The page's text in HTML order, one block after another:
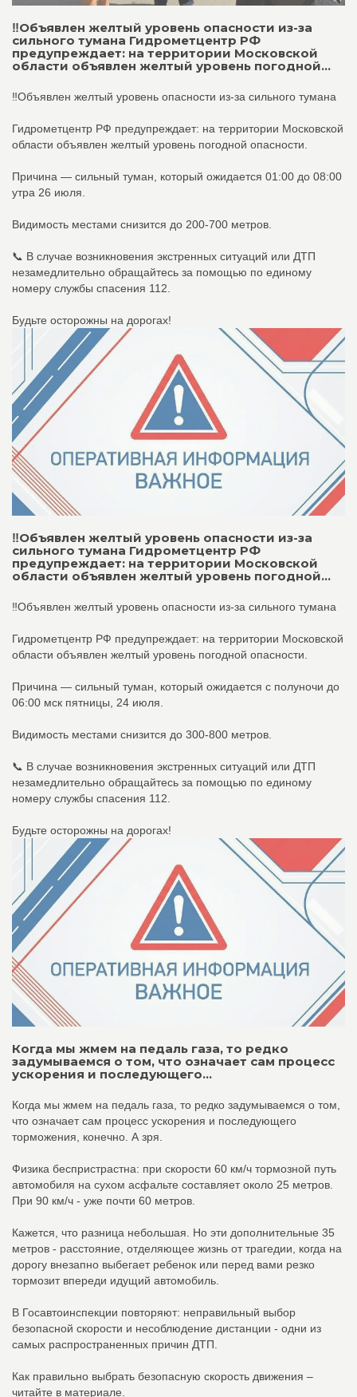
‼️Объявлен желтый уровень опасности из-за
сильного тумана Гидрометцентр РФ
предупреждает: на территории Московской
области объявлен желтый уровень погодной...
‼️Объявлен желтый уровень опасности из-за сильного тумана
Гидрометцентр РФ предупреждает: на территории Московской
области объявлен желтый уровень погодной опасности.
Причина — сильный туман, который ожидается 01:00 до 08:00
утра 26 июля.
Видимость местами снизится до 200-700 метров.
📞 В случае возникновения экстренных ситуаций или ДТП
незамедлительно обращайтесь за помощью по единому
номеру службы спасения 112.
Будьте осторожны на дорогах!
‼️Объявлен желтый уровень опасности из-за
сильного тумана Гидрометцентр РФ
предупреждает: на территории Московской
области объявлен желтый уровень погодной...
‼️Объявлен желтый уровень опасности из-за сильного тумана
Гидрометцентр РФ предупреждает: на территории Московской
области объявлен желтый уровень погодной опасности.
Причина — сильный туман, который ожидается с полуночи до
06:00 мск пятницы, 24 июля.
Видимость местами снизится до 300-800 метров.
📞 В случае возникновения экстренных ситуаций или ДТП
незамедлительно обращайтесь за помощью по единому
номеру службы спасения 112.
Будьте осторожны на дорогах!
Когда мы жмем на педаль газа, то редко
задумываемся о том, что означает сам процесс
ускорения и последующего...
Когда мы жмем на педаль газа, то редко задумываемся о том,
что означает сам процесс ускорения и последующего
торможения, конечно. А зря.
Физика беспристрастна: при скорости 60 км/ч тормозной путь
автомобиля на сухом асфальте составляет около 25 метров.
При 90 км/ч - уже почти 60 метров.
Кажется, что разница небольшая. Но эти дополнительные 35
метров - расстояние, отделяющее жизнь от трагедии, когда на
дорогу внезапно выбегает ребенок или перед вами резко
тормозит впереди идущий автомобиль.
В Госавтоинспекции повторяют: неправильный выбор
безопасной скорости и несоблюдение дистанции - одни из
самых распространенных причин ДТП.
Как правильно выбрать безопасную скорость движения –
читайте в материале.